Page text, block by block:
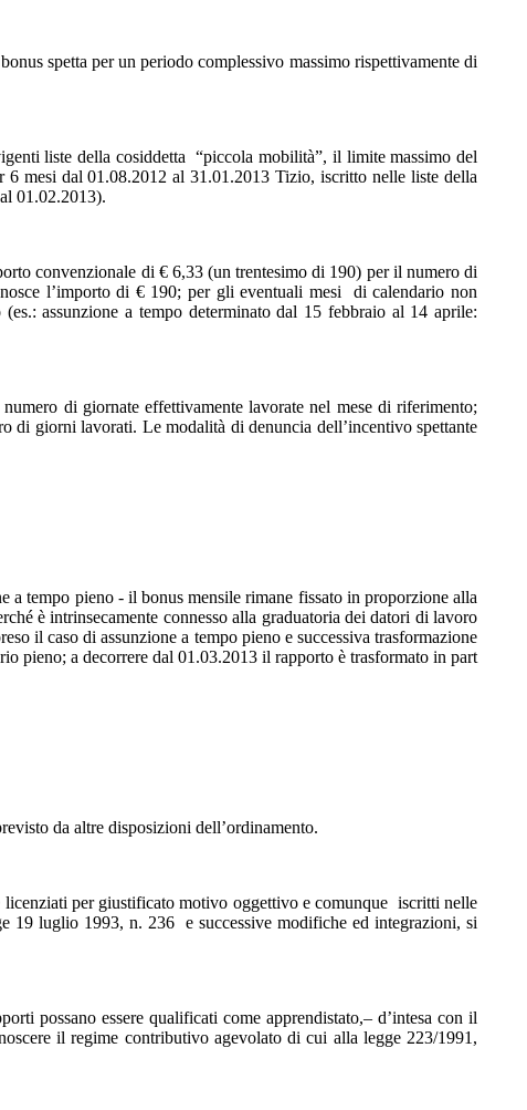
spetta per un periodo complessivo massimo rispettivamente di
liste della cosiddetta “piccola mobilità”, il limite massimo del
6 mesi dal 01.08.2012 al 31.01.2013 Tizio, iscritto nelle liste della
01.02.2013).
convenzionale di € 6,33 (un trentesimo di 190) per il numero di
l’importo di € 190; per gli eventuali mesi di calendario non
assunzione a tempo determinato dal 15 febbraio al 14 aprile:
di giornate effettivamente lavorate nel mese di riferimento;
di giorni lavorati. Le modalità di denuncia dell’incentivo spettante
a tempo pieno - il bonus mensile rimane fissato in proporzione alla
è intrinsecamente connesso alla graduatoria dei datori di lavoro
il caso di assunzione a tempo pieno e successiva trasformazione
pieno; a decorrere dal 01.03.2013 il rapporto è trasformato in part
da altre disposizioni dell’ordinamento.
licenziati per giustificato motivo oggettivo e comunque iscritti nelle
19 luglio 1993, n. 236 e successive modifiche ed integrazioni, si
possano essere qualificati come apprendistato,– d’intesa con il
il regime contributivo agevolato di cui alla legge 223/1991,